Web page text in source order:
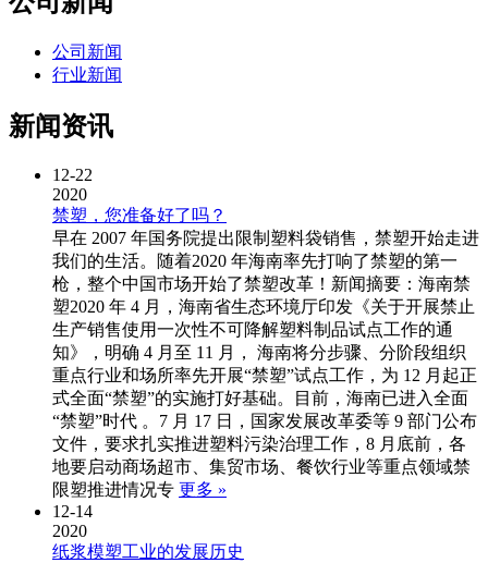
公司新闻
行业新闻
新闻资讯
12-22
2020
禁塑，您准备好了吗？
早在 2007 年国务院提出限制塑料袋销售，禁塑开始走进
我们的生活。随着2020 年海南率先打响了禁塑的第一
枪，整个中国市场开始了禁塑改革！新闻摘要：海南禁
塑2020 年 4 月，海南省生态环境厅印发《关于开展禁止
生产销售使用一次性不可降解塑料制品试点工作的通
知》，明确 4 月至 11 月， 海南将分步骤、分阶段组织
重点行业和场所率先开展“禁塑”试点工作，为 12 月起正
式全面“禁塑”的实施打好基础。目前，海南已进入全面
“禁塑”时代 。7 月 17 日，国家发展改革委等 9 部门公布
文件，要求扎实推进塑料污染治理工作，8 月底前，各
地要启动商场超市、集贸市场、餐饮行业等重点领域禁
限塑推进情况专 更多 »
12-14
2020
纸浆模塑工业的发展历史